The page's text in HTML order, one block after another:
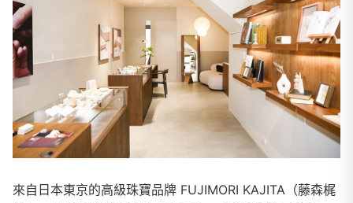
來自日本東京的高級珠寶品牌 FUJIMORI KAJITA（藤森梶